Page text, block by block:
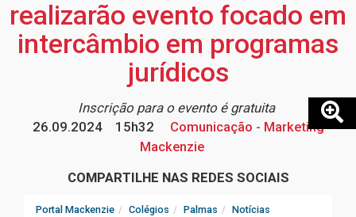
realizarão evento focado em
intercâmbio em programas
jurídicos
Inscrição para o evento é gratuita
26.09.2024
15h32
Comunicação - Marketing
Mackenzie
COMPARTILHE NAS REDES SOCIAIS
Portal Mackenzie Colégios Palmas
Notícias